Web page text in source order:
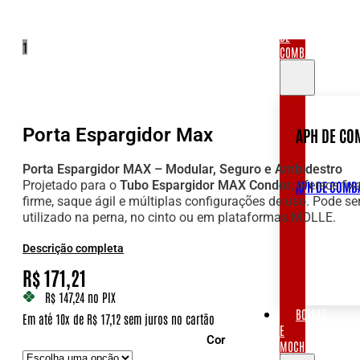
DE
COMBATE
APH DE
APH DE
BOLSAS
E
MOCHILAS
1
Porta Espargidor Max
Porta Espargidor MAX – Modular, Seguro e Ambidestro
Projetado para o Tubo Espargidor MAX Condor, oferece
firme, saque ágil e múltiplas configurações de uso. Pode
utilizado na perna, no cinto ou em plataformas MOLLE.
Descrição completa
R$171,21
R$ 147,24 no PIX
Em até 10x de R$ 17,12 sem juros no cartão
Cor